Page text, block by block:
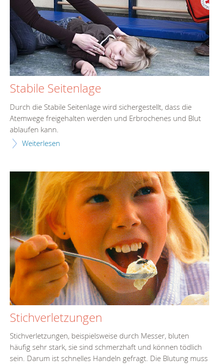
Stabile Seitenlage
Durch die Stabile Seitenlage wird sichergestellt, dass die
Atemwege freigehalten werden und Erbrochenes und Blut
ablaufen kann.
Weiterlesen
Stichverletzungen
Stichverletzungen, beispielsweise durch Messer, bluten
häufig sehr stark, sie sind schmerzhaft und können tödlich
sein. Darum ist schnelles Handeln gefragt. Die Blutung muss